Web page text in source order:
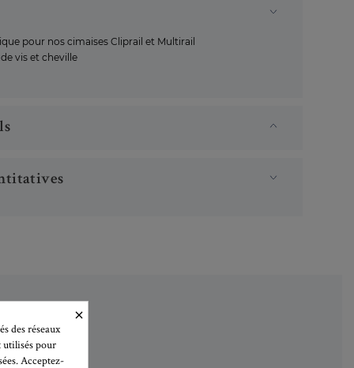
pour nos cimaises Cliprail et Multirail
vis et cheville
×
des réseaux
utilisés pour
Acceptez-